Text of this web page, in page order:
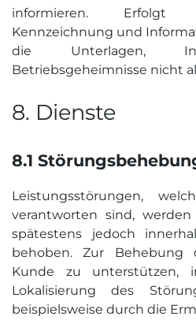
informieren. Erfolgt
Kennzeichnung und
die Unterlagen,
Betriebsgeheimnisse nicht
8. Dienste
8.1
Leistungsstörungen,
verantworten sind,
spätestens jedoch
behoben. Zur
Kunde zu unterstützen,
Lokalisierung des
beispielsweise durch die